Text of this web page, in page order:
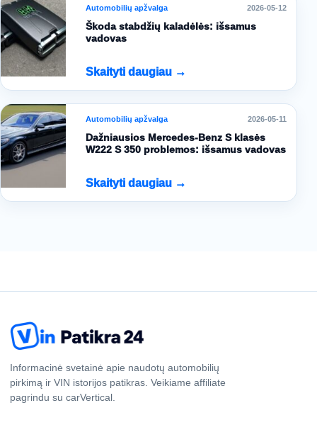
Automobilių apžvalga 2026-05-12
Škoda stabdžių kaladėlės: išsamus
vadovas
Skaityti daugiau →
Automobilių apžvalga 2026-05-11
Dažniausios Mercedes-Benz S klasės
W222 S 350 problemos: išsamus vadovas
Skaityti daugiau →
Informacinė svetainė apie naudotų automobilių
pirkimą ir VIN istorijos patikras. Veikiame affiliate
pagrindu su carVertical.